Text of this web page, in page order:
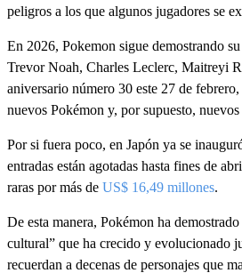
peligros a los que algunos jugadores se
En 2026, Pokemon sigue demostrando
Trevor Noah, Charles Leclerc, Maitreyi
aniversario número 30 este 27 de
nuevos Pokémon y, por supuesto,
Por si fuera poco, en Japón ya se
entradas están agotadas hasta fines de
raras por más de US$ 16,49 millones.
De esta manera, Pokémon ha
cultural” que ha crecido y evolucionado
recuerdan a decenas de personajes que